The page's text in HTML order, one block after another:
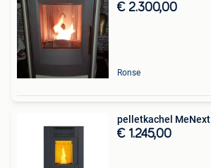
€ 2.300,00
Ronse
pelletkachel MeNext
€ 1.245,00